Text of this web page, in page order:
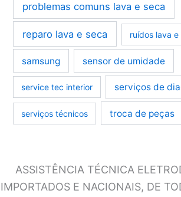
problemas comuns lava e seca
reparo lava e seca ruídos lava e
samsung sensor de umidade
service tec interior serviços de
serviços técnicos troca de peças
ASSISTÊNCIA TÉCNICA
IMPORTADOS E NACIONAIS, DE